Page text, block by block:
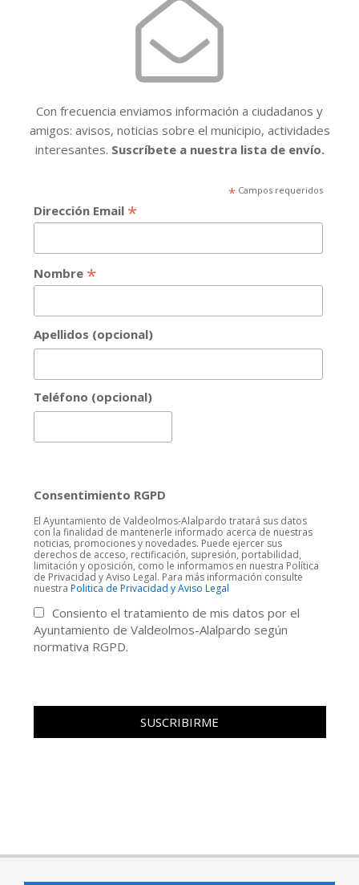
t
o
Con frecuencia enviamos información a ciudadanos y
amigos: avisos, noticias sobre el municipio, actividades
interesantes. Suscríbete a nuestra lista de envío.
*Campos requeridos
Dirección Email *
Nombre *
Apellidos (opcional)
Teléfono (opcional)
Consentimiento RGPD
El Ayuntamiento de Valdeolmos-Alalpardo tratará sus datos
con la finalidad de mantenerle informado acerca de nuestras
noticias, promociones y novedades. Puede ejercer sus
derechos de acceso, rectificación, supresión, portabilidad,
limitación y oposición, como le informamos en nuestra Política
de Privacidad y Aviso Legal. Para más información consulte
nuestra Politica de Privacidad y Aviso Legal
Consiento el tratamiento de mis datos por el
Ayuntamiento de Valdeolmos-Alalpardo según
normativa RGPD.